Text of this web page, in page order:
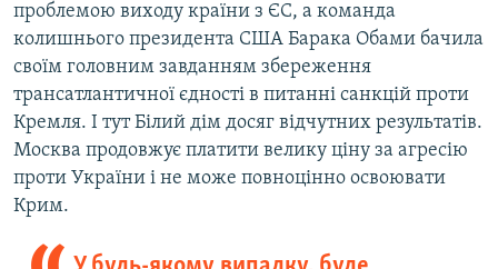
проблемою виходу країни з ЄС, а команда
колишнього президента США Барака Обами бачила
своїм головним завданням збереження
трансатлантичної єдності в питанні санкцій проти
Кремля. І тут Білий дім досяг відчутних результатів.
Москва продовжує платити велику ціну за агресію
проти України і не може повноцінно освоювати
Крим.